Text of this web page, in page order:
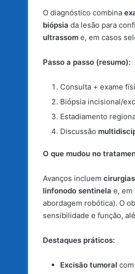
O diagnóstico combina
biópsia da lesão para
ultrassom e, em casos
Passo a passo (resumo):
Consulta + exame
Biópsia incisional/
Estadiamento
Discussão
O que mudou no
Avanços incluem
linfonodo sentinela e, em
abordagem robótica). O
sensibilidade e função,
Destaques práticos:
Excisão tumoral